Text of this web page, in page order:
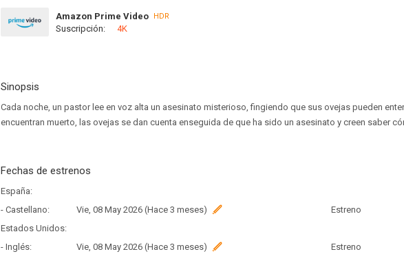
Amazon Prime Video HDR
Suscripción: 4K
Sinopsis
Cada noche, un pastor lee en voz alta un asesinato misterioso, fingiendo que sus ovejas pueden
encuentran muerto, las ovejas se dan cuenta enseguida de que ha sido un asesinato y creen saber
Fechas de estrenos
España:
- Castellano:
Vie, 08 May 2026 (Hace 3 meses)
Estreno
Estados Unidos:
- Inglés:
Vie, 08 May 2026 (Hace 3 meses) Estreno